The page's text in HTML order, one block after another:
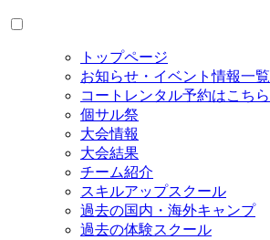
トップページ
お知らせ・イベント情報一覧
コートレンタル予約はこちら
個サル祭
大会情報
大会結果
チーム紹介
スキルアップスクール
過去の国内・海外キャンプ
過去の体験スクール